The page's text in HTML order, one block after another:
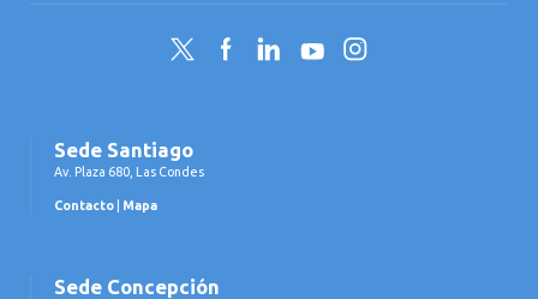
Twitter FacebookLinkedInYouTubeInstagram
Sede Santiago
Av. Plaza 680, Las Condes
Contacto Mapa
Sede Concepción